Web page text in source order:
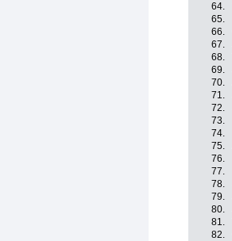
64.
65.
66.
67.
68.
69.
70.
71.
72.
73.
74.
75.
76.
77.
78.
79.
80.
81.
82.